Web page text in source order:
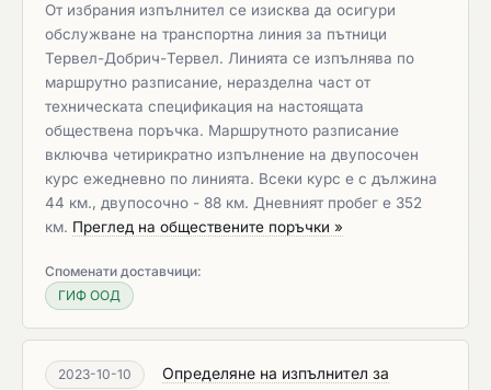
От избрания изпълнител се изисква да осигури
обслужване на транспортна линия за пътници
Тервел-Добрич-Тервел. Линията се изпълнява по
маршрутно разписание, неразделна част от
техническата спецификация на настоящата
обществена поръчка. Маршрутното разписание
включва четирикратно изпълнение на двупосочен
курс ежедневно по линията. Всеки курс е с дължина
44 км., двупосочно - 88 км. Дневният пробег е 352
км. Преглед на обществените поръчки »
Споменати доставчици:
ГИФ ООД
2023-10-10
Определяне на изпълнител за